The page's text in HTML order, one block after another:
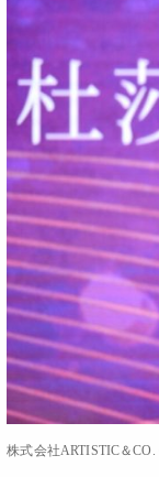
株式会社ARTISTIC＆